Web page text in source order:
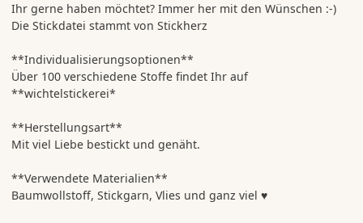
Ihr gerne haben möchtet? Immer her mit den Wünschen :-)
Die Stickdatei stammt von Stickherz
**Individualisierungsoptionen**
Über 100 verschiedene Stoffe findet Ihr auf
**wichtelstickerei*
**Herstellungsart**
Mit viel Liebe bestickt und genäht.
**Verwendete Materialien**
Baumwollstoff, Stickgarn, Vlies und ganz viel ♥